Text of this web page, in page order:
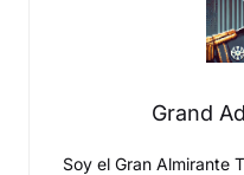
Grand
Soy el Gran Almirante